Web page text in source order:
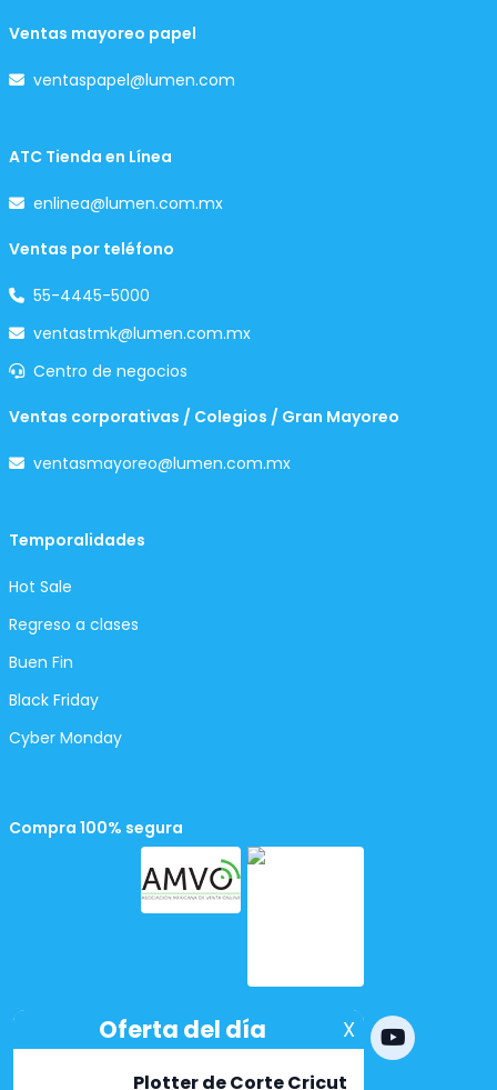
Ventas mayoreo papel
ventaspapel@lumen.com
ATC Tienda en Línea
enlinea@lumen.com.mx
Ventas por teléfono
55-4445-5000
ventastmk@lumen.com.mx
Centro de negocios
Ventas corporativas / Colegios / Gran Mayoreo
ventasmayoreo@lumen.com.mx
Temporalidades
Hot Sale
Regreso a clases
Buen Fin
Black Friday
Cyber Monday
Compra 100% segura